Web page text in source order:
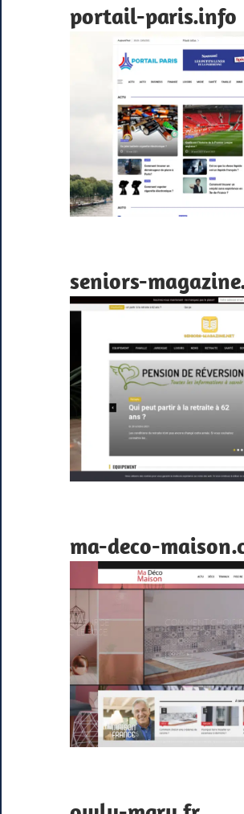
portail-paris.info
seniors-
ma-deco-